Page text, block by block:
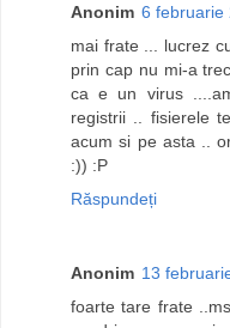
Anonim 6 februarie
mai frate ... lucrez
prin cap nu mi-a
ca e un virus
registrii .. fisierele
acum si pe asta ..
:)) :P
Răspundeți
Anonim 13
foarte tare frate